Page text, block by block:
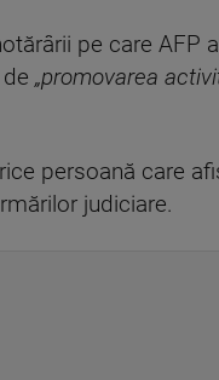
pe care AFP
„promovarea
persoană care
judiciare.